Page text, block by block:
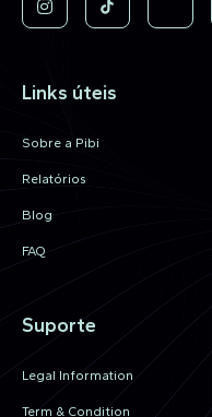
Links úteis
Sobre a Pibi
Relatórios
Blog
FAQ
Suporte
Legal Information
Term & Condition